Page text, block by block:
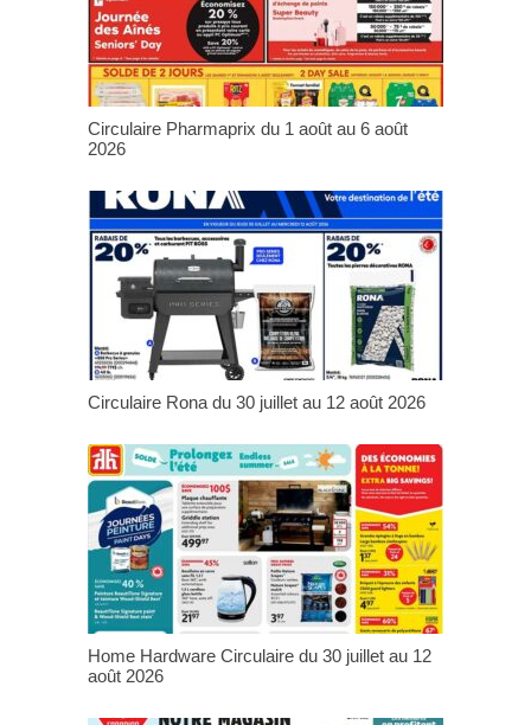
Circulaire Pharmaprix du 1 août au 6 août
2026
Circulaire Rona du 30 juillet au 12 août 2026
Home Hardware Circulaire du 30 juillet au 12
août 2026